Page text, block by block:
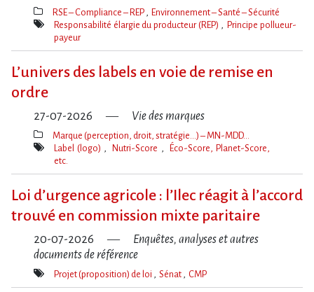
Thèmes(s)
RSE – Compliance – REP Environnement – Santé – Sécurité
Mot(s)-
Responsabilité élargie du producteur (REP)
Principe pollueur-
payeur
L’univers des labels en voie de remise en
ordre
27-07-2026 Vie des marques
Thèmes(s)
Marque (perception, droit, stratégie…) – MN-MDD…
Mot(s)-
Label (logo) Nutri-Score
Éco-Score, Planet-Score,
etc.
Loi d​‌’urgence agricole : l​‌’Ilec réagit à l​‌’accord
trouvé en commission mixte paritaire
20-07-2026
Enquêtes, analyses et autres
documents de référence
Mot(s)-
Projet (proposition) de loi Sénat CMP